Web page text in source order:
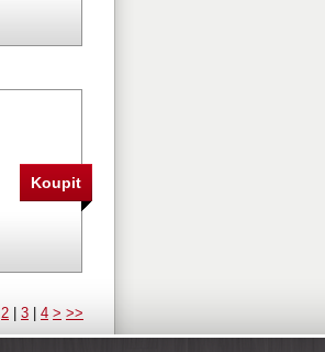
2 3 4 > >>